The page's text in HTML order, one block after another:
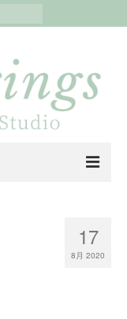
17
8月 2020